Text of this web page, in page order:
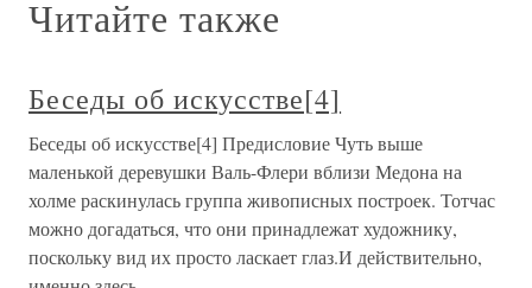
Читайте также
Беседы об искусстве[4]
Беседы об искусстве[4] Предисловие Чуть выше
маленькой деревушки Валь-Флери вблизи Медона на
холме раскинулась группа живописных построек. Тотчас
можно догадаться, что они принадлежат художнику,
поскольку вид их просто ласкает глаз.И действительно,